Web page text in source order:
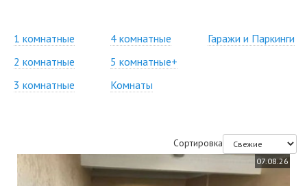
1 комнатные
2 комнатные
3 комнатные
4 комнатные
5 комнатные+
Комнаты
Гаражи и Паркинги
Сортировка
07.08.26